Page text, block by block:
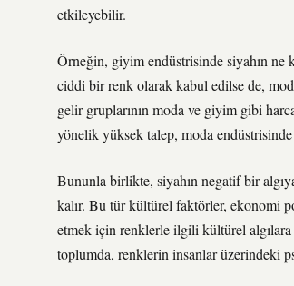
etkileyebilir.
Örneğin, giyim endüstrisinde siyahın ne
ciddi bir renk olarak kabul edilse de,
gelir gruplarının moda ve giyim gibi
yönelik yüksek talep, moda
Bununla birlikte, siyahın negatif bir
kalır. Bu tür kültürel faktörler, ekonomi
etmek için renklerle ilgili kültürel
toplumda, renklerin insanlar üzerindeki